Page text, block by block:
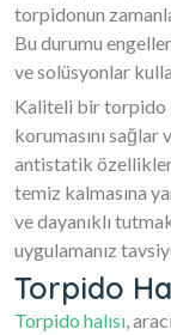
torpidonun
Bu durumu
ve solüsyonlar
Kaliteli bir torpido
korumasını sağlar
antistatik
temiz kalmasına
ve dayanıklı
uygulamanız
Torpido
Torpido halısı,